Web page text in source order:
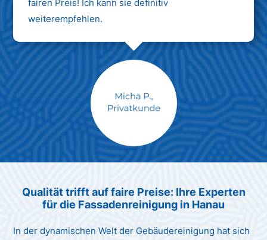
fairen Preis! Ich kann sie definitiv
weiterempfehlen.
Max Mustermann
Qualität trifft auf faire Preise: Ihre Experten
für die Fassadenreinigung in Hanau
In der dynamischen Welt der Gebäudereinigung hat sich